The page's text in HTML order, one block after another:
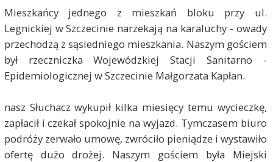
Mieszkańcy jednego z mieszkań bloku przy ul.
Legnickiej w Szczecinie narzekają na karaluchy - owady
przechodzą z sąsiedniego mieszkania. Naszym gościem
był rzeczniczka Wojewódzkiej Stacji Sanitarno -
Epidemiologicznej w Szczecinie Małgorzata Kapłan.
nasz Słuchacz wykupił kilka miesięcy temu wycieczkę,
zapłacił i czekał spokojnie na wyjazd. Tymczasem biuro
podróży zerwało umowę, zwróciło pieniądze i wystawiło
ofertę dużo drożej. Naszym gościem była Miejski